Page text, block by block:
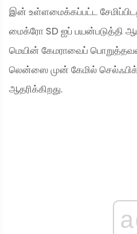
இன் உள்ளமைக்கப்பட்ட
மைக்ரோ SD ஐப் பயன்படுத்தி ஆம்
மெயின் கேமராவைப்
லென்ஸை முன் கேமில்
ஆதரிக்கிறது.